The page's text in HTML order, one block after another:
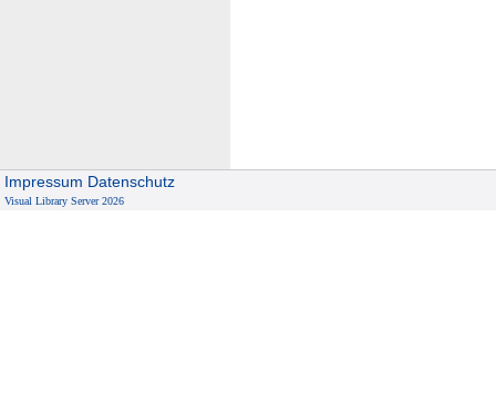
Impressum Datenschutz
Visual Library Server 2026